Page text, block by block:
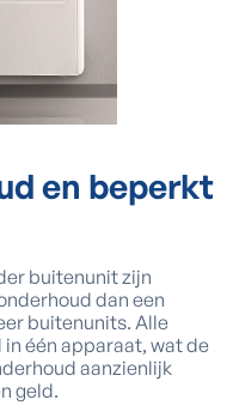
en beperkt
buitenunit zijn
dan een
buitenunits. Alle
één apparaat, wat de
aanzienlijk
geld.